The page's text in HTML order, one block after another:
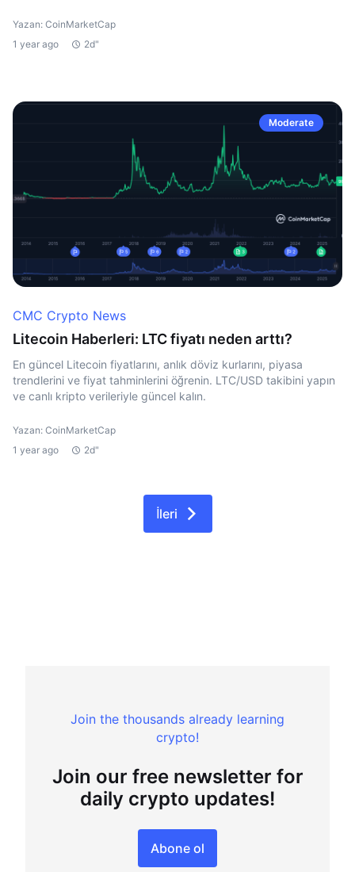
Yazan: CoinMarketCap
1 year ago
2d"
Moderate
CMC Crypto News
Litecoin Haberleri: LTC fiyatı neden arttı?
En güncel Litecoin fiyatlarını, anlık döviz kurlarını, piyasa
trendlerini ve fiyat tahminlerini öğrenin. LTC/USD takibini yapın
ve canlı kripto verileriyle güncel kalın.
Yazan: CoinMarketCap
1 year ago
2d"
İleri
Join the thousands already learning
crypto!
Join our free newsletter for
daily crypto updates!
Abone ol